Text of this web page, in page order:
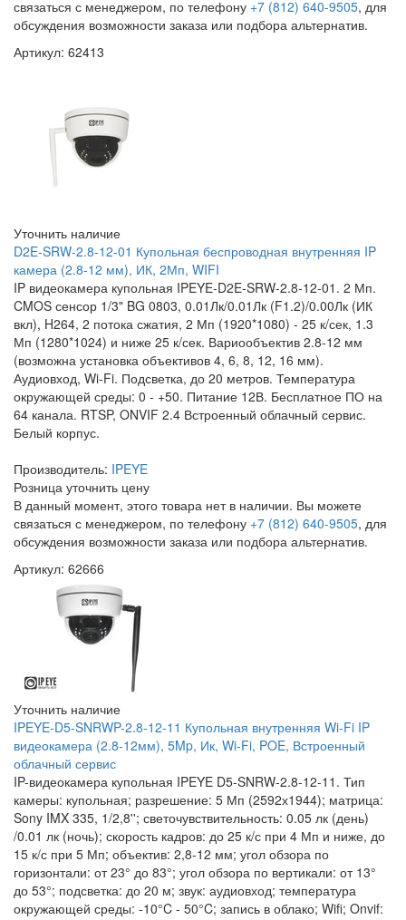
связаться с менеджером, по телефону +7 (812) 640-9505, для
обсуждения возможности заказа или подбора альтернатив.
Артикул: 62413
Уточнить наличие
D2E-SRW-2.8-12-01 Купольная беспроводная внутренняя IP
камера (2.8-12 мм), ИК, 2Мп, WIFI
IP видеокамера купольная IPEYE-D2E-SRW-2.8-12-01. 2 Мп.
CMOS сенсор 1/3" BG 0803, 0.01Лк/0.01Лк (F1.2)/0.00Лк (ИК
вкл), H264, 2 потока сжатия, 2 Мп (1920*1080) - 25 к/сек, 1.3
Мп (1280*1024) и ниже 25 к/сек. Вариообъектив 2.8-12 мм
(возможна установка объективов 4, 6, 8, 12, 16 мм).
Аудиовход, Wi-Fi. Подсветка, до 20 метров. Температура
окружающей среды: 0 - +50. Питание 12В. Бесплатное ПО на
64 канала. RTSP, ONVIF 2.4 Встроенный облачный сервис.
Белый корпус.
Производитель: IPEYE
Розница уточнить цену
В данный момент, этого товара нет в наличии. Вы можете
связаться с менеджером, по телефону +7 (812) 640-9505, для
обсуждения возможности заказа или подбора альтернатив.
Артикул: 62666
Уточнить наличие
IPEYE-D5-SNRWP-2.8-12-11 Купольная внутренняя Wi-Fi IP
видеокамера (2.8-12мм), 5Mp, Ик, Wi-Fi, POE, Встроенный
облачный сервис
IP-видеокамера купольная IPEYE D5-SNRW-2.8-12-11. Тип
камеры: купольная; разрешение: 5 Мп (2592х1944); матрица:
Sony IMX 335, 1/2,8''; светочувствительность: 0.05 лк (день)
/0.01 лк (ночь); скорость кадров: до 25 к/с при 4 Мп и ниже, до
15 к/с при 5 Мп; объектив: 2,8-12 мм; угол обзора по
горизонтали: от 23° до 83°; угол обзора по вертикали: от 13°
до 53°; подсветка: до 20 м; звук: аудиовход; температура
окружающей среды: -10°C - 50°C; запись в облако; Wifi; Onvif: